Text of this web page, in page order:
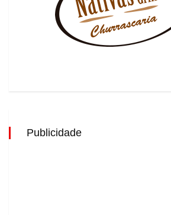
Publicidade